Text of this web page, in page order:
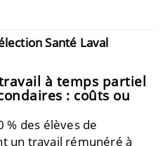
Santé Laval
à temps partiel
: coûts ou
% des élèves de
un travail rémunéré à